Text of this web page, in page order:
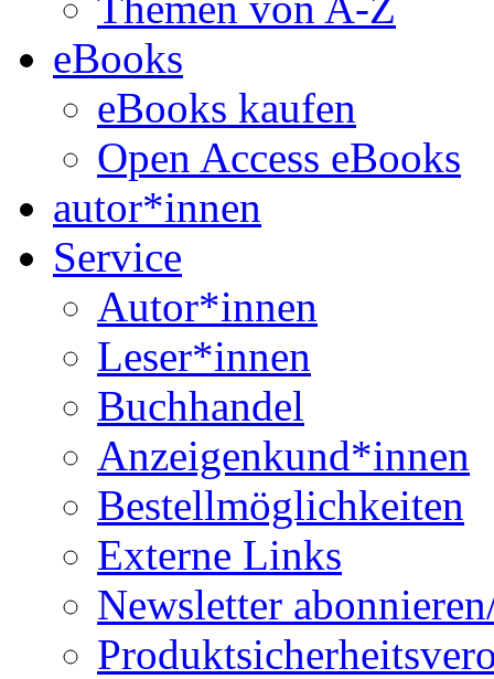
eBooks
eBooks kaufen
Open Access eBooks
autor*innen
Service
Autor*innen
Leser*innen
Buchhandel
Anzeigenkund*innen
Bestellmöglichkeiten
Externe Links
Newsletter